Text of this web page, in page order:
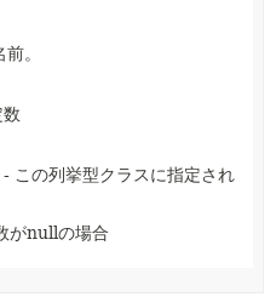
。
- この列挙型クラスに指定され
がnullの場合